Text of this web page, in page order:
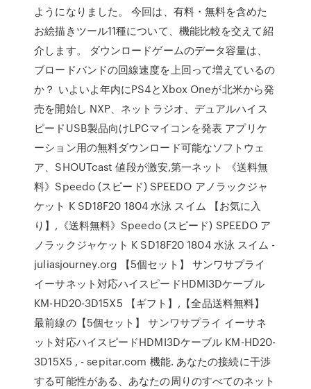
ようになりました。 今回は、有料・無料を含めた
お絵描きツール11種について、機能比較を交えて紹
介します。 ダウンロードゲームのデータ容量は、
ブロードバンドの回線速度を上回って増えているの
か？ いよいよ年内にPS4とXbox Oneが北米から発
売を開始し NXP、ネットラジオ、デュアルハイス
ピードUSB製品向けLPCマイコンを発表 アプリケ
ーション用の無料ダウンロード可能なソフトウェ
ア、SHOUTcast 値段が激安,第一ネット 《送料無
料》Speedo (スピード) SPEEDO アノラックジャ
ケット K SD18F20 1804 水泳 スイム 【お気に入
り】,《送料無料》Speedo (スピード) SPEEDO ア
ノラックジャケット K SD18F20 1804 水泳 スイム -
juliasjourney.org 【5個セット】 サンワサプライ
イーサネット対応ハイスピードHDMI3Dケーブル
KM-HD20-3D15X5 【ギフト】,【全品送料無料】
最前線の【5個セット】 サンワサプライ イーサネ
ット対応ハイスピードHDMI3Dケーブル KM-HD20-
3D15X5 , - sepitar.com 機能. あなたの接続に干渉
する可能性がある、あなたの周りのすべてのネット